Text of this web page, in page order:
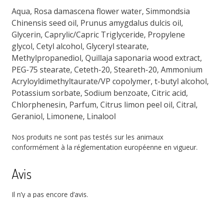
Aqua, Rosa damascena flower water, Simmondsia
Chinensis seed oil, Prunus amygdalus dulcis oil,
Glycerin, Caprylic/Capric Triglyceride, Propylene
glycol, Cetyl alcohol, Glyceryl stearate,
Methylpropanediol, Quillaja saponaria wood extract,
PEG-75 stearate, Ceteth-20, Steareth-20, Ammonium
Acryloyldimethyltaurate/VP copolymer, t-butyl alcohol,
Potassium sorbate, Sodium benzoate, Citric acid,
Chlorphenesin, Parfum, Citrus limon peel oil, Citral,
Geraniol, Limonene, Linalool
Nos produits ne sont pas testés sur les animaux
conformément à la réglementation européenne en vigueur.
Avis
Il n’y a pas encore d’avis.